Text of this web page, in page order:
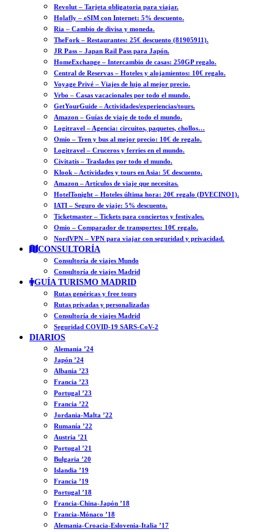
Revolut – Tarjeta obligatoria para viajar.
Holafly – eSIM con Internet: 5% descuento.
Ria – Cambio de divisa y moneda.
TheFork – Restaurantes: 25€ descuento (81905911).
JR Pass – Japan Rail Pass para Japón.
HomeExchange – Intercambio de casas: 250GP regalo.
Central de Reservas – Hoteles y alojamientos: 10€ regalo.
Voyage Privé – Viajes de lujo al mejor precio.
Vrbo – Casas vacacionales por todo el mundo.
GetYourGuide – Actividades/experiencias/tours.
Amazon – Guías de viaje de todo el mundo.
Logitravel – Agencia: circuitos, paquetes, chollos…
Omio – Tren y bus al mejor precio: 10€ de regalo.
Logitravel – Cruceros y ferries en el mundo.
Civitatis – Traslados por todo el mundo.
Klook – Actividades y tours en Asia: 5€ descuento.
Amazon – Artículos de viaje que necesitas.
HotelTonight – Hoteles última hora: 20€ regalo (DVECINO1).
IATI – Seguro de viaje: 5% descuento.
Ticketmaster – Tickets para conciertos y festivales.
Omio – Comparador de transportes: 10€ regalo.
NordVPN – VPN para viajar con seguridad y privacidad.
CONSULTORÍA
Consultoría de viajes Mundo
Consultoría de viajes Madrid
GUÍA TURISMO MADRID
Rutas genéricas y free tours
Rutas privadas y personalizadas
Consultoría de viajes Madrid
Seguridad COVID-19 SARS-CoV-2
DIARIOS
Alemania ’24
Japón ’24
Albania ’23
Francia ’23
Portugal ’23
Francia ’22
Jordania-Malta ’22
Rumanía ’22
Austria ’21
Portugal ’21
Bulgaria ’20
Islandia ’19
Francia ’19
Portugal ’18
Francia-China-Japón ’18
Francia-Mónaco ’18
Alemania-Croacia-Eslovenia-Italia ’17